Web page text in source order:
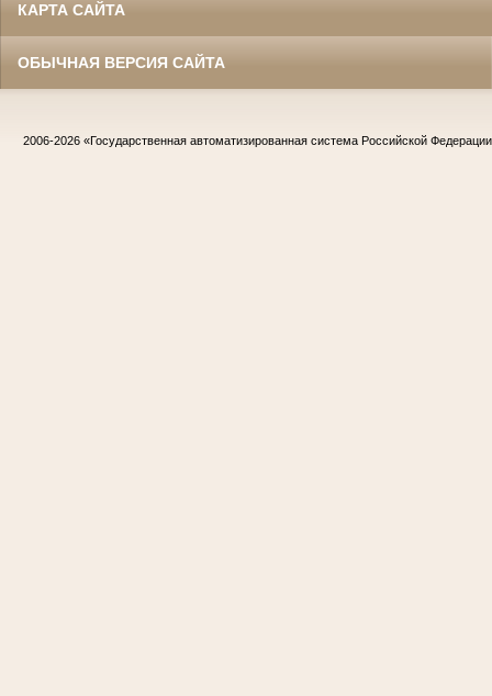
КАРТА САЙТА
ОБЫЧНАЯ ВЕРСИЯ САЙТА
2006-2026 «Государственная автоматизированная система Российской